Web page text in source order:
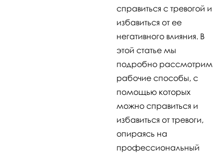
справиться с тревогой и
избавиться от ее
негативного влияния. В
этой статье мы
подробно рассмотрим
рабочие способы, с
помощью которых
можно справиться и
избавиться от тревоги,
опираясь на
профессиональный